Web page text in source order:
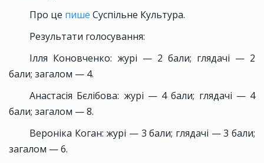
Про це пише Суспільне Культура.
Результати голосування:
Ілля Коновченко: журі — 2 бали; глядачі — 2
бали; загалом — 4.
Анастасія Бєлібова: журі — 4 бали; глядачі — 4
бали; загалом — 8.
Вероніка Коган: журі — 3 бали; глядачі — 3 бали;
загалом — 6.